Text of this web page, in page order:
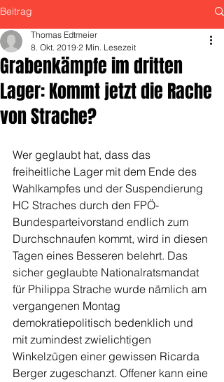
Beitrag
Grabenkämpfe im dritten
Lager: Kommt jetzt die Rache
von Strache?
Thomas Edtmeier
8. Okt. 2019 2 Min. Lesezeit
Wer geglaubt hat, dass das
freiheitliche Lager mit dem Ende des
Wahlkampfes und der Suspendierung
HC Straches durch den FPÖ-
Bundesparteivorstand endlich zum
Durchschnaufen kommt, wird in diesen
Tagen eines Besseren belehrt. Das
sicher geglaubte Nationalratsmandat
für Philippa Strache wurde nämlich am
vergangenen Montag
demokratiepolitisch bedenklich und
mit zumindest zwielichtigen
Winkelzügen einer gewissen Ricarda
Berger zugeschanzt. Offener kann eine